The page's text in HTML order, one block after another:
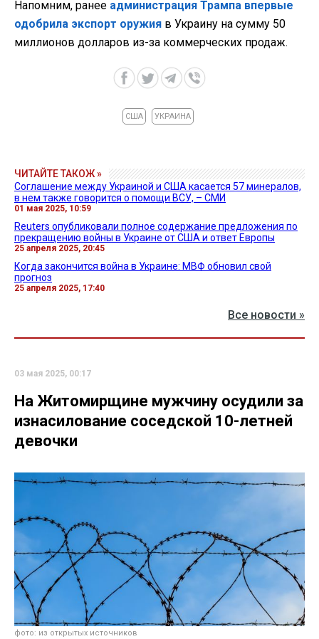
Напомним, ранее администрация Трампа впервые
одобрила экспорт оружия в Украину на сумму 50
миллионов долларов из-за коммерческих продаж.
США УКРАИНА
ЧИТАЙТЕ ТАКОЖ »
Соглашение между Украиной и США касается 57 минералов,
в нем также говорится о помощи ВСУ, – СМИ
01 мая 2025, 10:59
Reuters опубликовали полное содержание предложения по
прекращению войны в Украине от США и ответ Европы
25 апреля 2025, 20:45
Когда закончится война в Украине: МВФ обновил свой
прогноз
25 апреля 2025, 17:40
Все новости »
03 мая 2025, 00:17
На Житомирщине мужчину осудили за
изнасилование соседской 10-летней
девочки
фото: из открытых источников